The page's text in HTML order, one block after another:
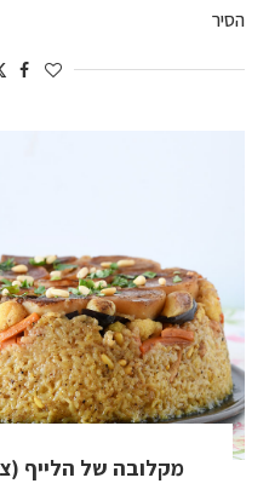
הסיר
מקלובה של הלייף